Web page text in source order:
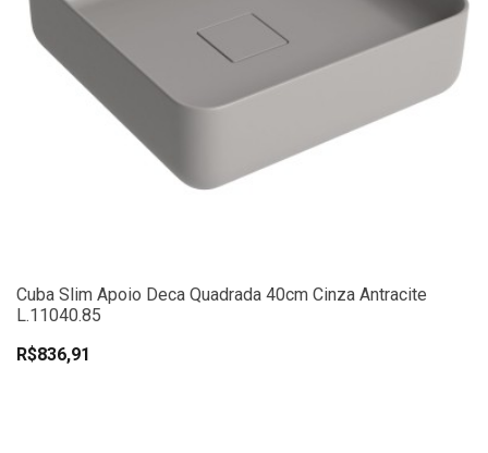
Cuba Slim Apoio Deca Quadrada 40cm Cinza Antracite
L.11040.85
R$836,91